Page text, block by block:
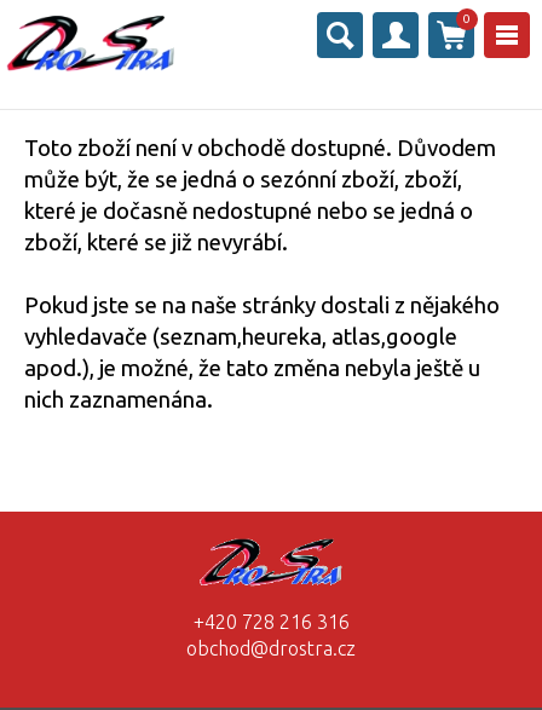
0
Toto zboží není v obchodě dostupné. Důvodem
může být, že se jedná o sezónní zboží, zboží,
které je dočasně nedostupné nebo se jedná o
zboží, které se již nevyrábí.
Pokud jste se na naše stránky dostali z nějakého
vyhledavače (seznam,heureka, atlas,google
apod.), je možné, že tato změna nebyla ještě u
nich zaznamenána.
+420 728 216 316
obchod@drostra.cz